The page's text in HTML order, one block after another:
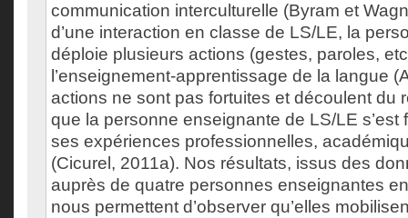
communication interculturelle (Byram et
d’une interaction en classe de LS/LE, la
déploie plusieurs actions (gestes, paroles,
l’enseignement-apprentissage de la langue
actions ne sont pas fortuites et découlent du
que la personne enseignante de LS/LE s’est
ses expériences professionnelles,
(Cicurel, 2011a). Nos résultats, issus des
auprès de quatre personnes enseignantes
nous permettent d’observer qu’elles